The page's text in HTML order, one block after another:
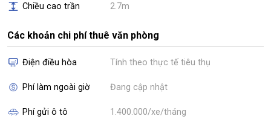
Chiều cao trần 2.7m
Các khoản chi phí thuê văn phòng
Điện điều hòa Tính theo thực tế tiêu thụ
Phí làm ngoài giờ Đang cập nhật
Phí gửi ô tô 1.400.000/xe/tháng